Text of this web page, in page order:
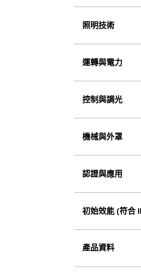
照明技術
運轉與電力
控制與調光
機械與外罩
認證與應用
初始效能 (符合
產品資料